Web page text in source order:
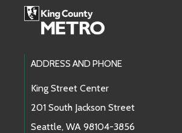
Footer Links
ADDRESS AND PHONE
King Street Center
201 South Jackson Street
Seattle, WA 98104-3856